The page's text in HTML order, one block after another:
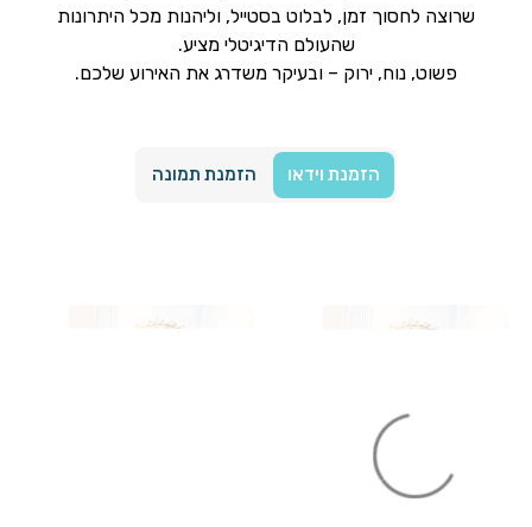
שרוצה לחסוך זמן, לבלוט בסטייל, וליהנות מכל היתרונות
שהעולם הדיגיטלי מציע.
פשוט, נוח, ירוק – ובעיקר משדרג את האירוע שלכם.
הזמנת וידאו הזמנת תמונה